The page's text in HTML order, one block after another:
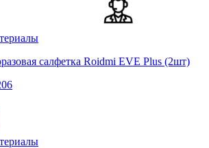
салфетка Roidmi EVE Plus (2шт)